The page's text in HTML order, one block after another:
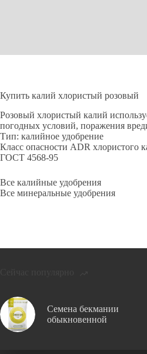
Купить калий хлористый розовый
Розовый хлористый калий
погодных условий, поражения
Тип: калийное удобрение
Класс опасности ADR хлористого
ГОСТ 4568-95
Все калийные удобрения
Все минеральные удобрения
Семена бекмании
обыкновенной